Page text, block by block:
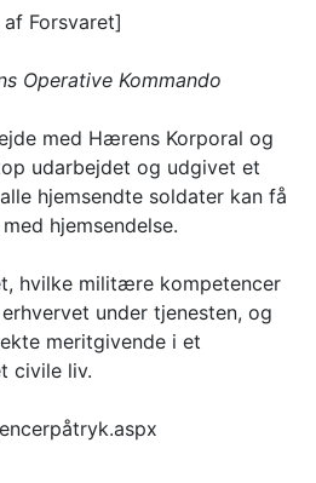
Forsvaret]
Operative Kommando
med Hærens Korporal og
udarbejdet og udgivet et
hjemsendte soldater kan få
hjemsendelse.
hvilke militære kompetencer
under tjenesten, og
meritgivende i et
civile liv.